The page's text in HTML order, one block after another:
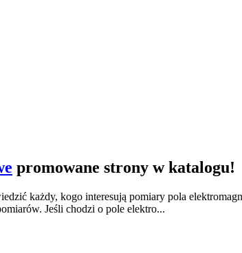
promowane strony w katalogu!
każdy, kogo interesują pomiary pola
Jeśli chodzi o pole elektro...